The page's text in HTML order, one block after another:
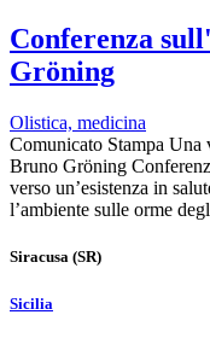
Conferenza
Gröning
Olistica, medicina
Comunicato Stampa Una
Bruno Gröning
verso un’esistenza in
l’ambiente sulle orme
Siracusa (SR)
Sicilia